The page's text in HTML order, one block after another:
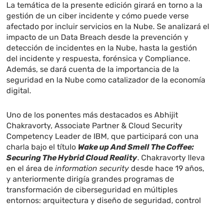
La temática de la presente edición girará en torno a la
gestión de un ciber incidente y cómo puede verse
afectado por incluir servicios en la Nube. Se analizará el
impacto de un Data Breach desde la prevención y
detección de incidentes en la Nube, hasta la gestión
del incidente y respuesta, forénsica y Compliance.
Además, se dará cuenta de la importancia de la
seguridad en la Nube como catalizador de la economía
digital.
Uno de los ponentes más destacados es Abhijit
Chakravorty, Associate Partner & Cloud Security
Competency Leader de IBM, que participará con una
charla bajo el título Wake up And Smell The Coffee:
Securing The Hybrid Cloud Reality. Chakravorty lleva
en el área deinformation security desde hace 19 años,
y anteriormente dirigía grandes programas de
transformación de ciberseguridad en múltiples
entornos: arquitectura y diseño de seguridad, control